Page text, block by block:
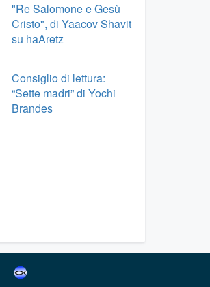
"Re Salomone e Gesù
Cristo", di Yaacov Shavit
su haAretz
Consiglio di lettura:
“Sette madri” di Yochi
Brandes